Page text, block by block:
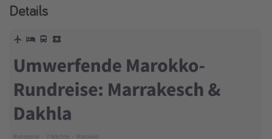
Details